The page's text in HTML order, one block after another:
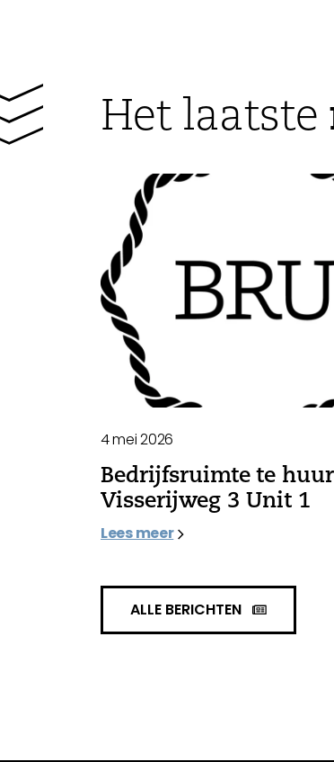
Het laatste
4 mei 2026
Bedrijfsruimte te
Visserijweg 3 Unit 1
Lees meer
ALLE BERICHTEN